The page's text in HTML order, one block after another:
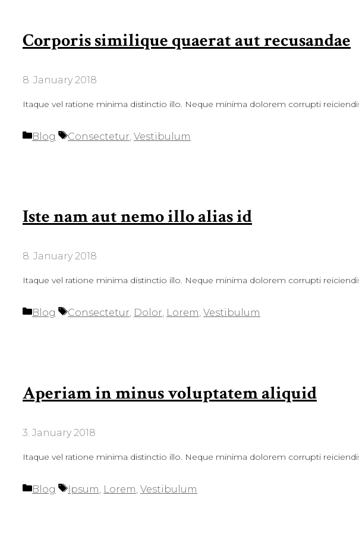
Corporis similique quaerat aut recusandae
8. January 2018
Itaque vel ratione minima distinctio illo. Neque minima dolorem corrupti
Categories
Blog Tags
Consectetur Vestibulum
Iste nam aut nemo illo alias id
8. January 2018
Itaque vel ratione minima distinctio illo. Neque minima dolorem corrupti
Categories
Blog Tags
Consectetur, Dolor, Lorem, Vestibulum
Aperiam in minus voluptatem aliquid
3. January 2018
Itaque vel ratione minima distinctio illo. Neque minima dolorem corrupti
Categories
Blog Tags
Ipsum, Lorem, Vestibulum